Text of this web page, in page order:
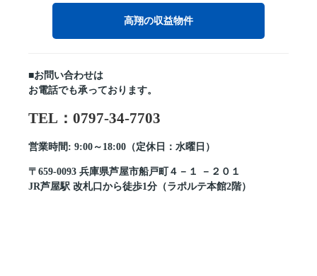
高翔の収益物件
■お問い合わせは
お電話でも承っております。
TEL：0797-34-7703
営業時間: 9:00～18:00（定休日：水曜日）
〒659-0093 兵庫県芦屋市船戸町４－１ －２０１
JR芦屋駅 改札口から徒歩1分（ラポルテ本館2階）